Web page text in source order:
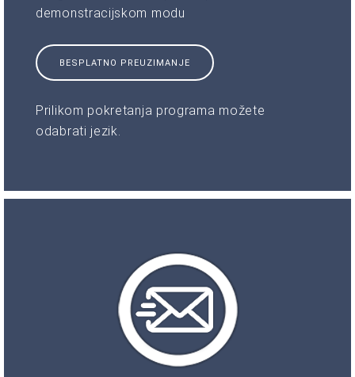
demonstracijskom modu
BESPLATNO PREUZIMANJE
Prilikom pokretanja programa možete
odabrati jezik.